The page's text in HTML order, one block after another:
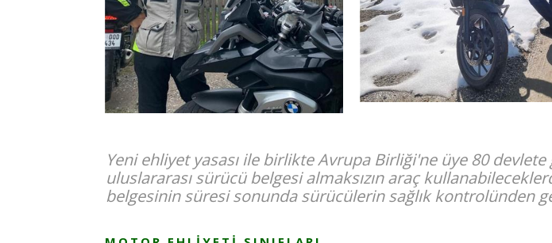
Yeni ehliyet yasası ile birlikte Avrupa Birliği'ne üye 80
uluslararası sürücü belgesi almaksızın araç
belgesinin süresi sonunda sürücülerin sağlık kontrolünden